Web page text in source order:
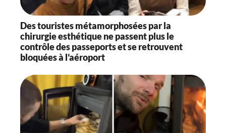
Des touristes métamorphosées par la
chirurgie esthétique ne passent plus le
contrôle des passeports et se retrouvent
bloquées à l’aéroport